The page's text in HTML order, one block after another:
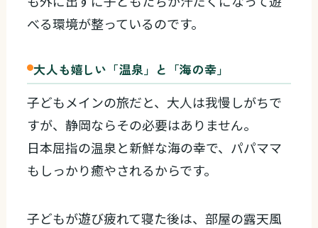
べる環境が整っているのです。
大人も嬉しい「温泉」と「海の幸」
子どもメインの旅だと、大人は我慢しがちで
すが、静岡ならその必要はありません。
日本屈指の温泉と新鮮な海の幸で、パパママ
もしっかり癒やされるからです。
子どもが遊び疲れて寝た後は、部屋の露天風